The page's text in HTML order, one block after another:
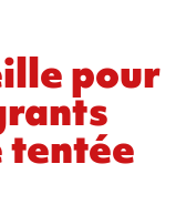
pour
tentée